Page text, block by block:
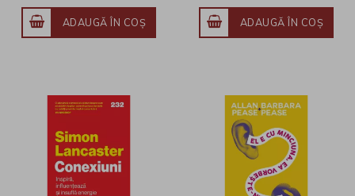
ADAUGĂ ÎN COŞ ADAUGĂ ÎN COŞ